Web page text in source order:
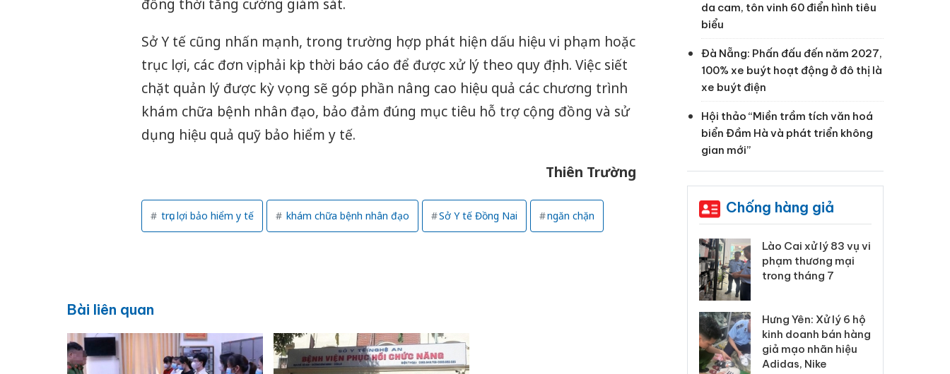
đồng thời tăng cường giám sát.
Sở Y tế cũng nhấn mạnh, trong trường hợp phát hiện dấu hiệu vi phạm hoặc
trục lợi, các đơn vị phải kịp thời báo cáo để được xử lý theo quy định. Việc siết
chặt quản lý được kỳ vọng sẽ góp phần nâng cao hiệu quả các chương trình
khám chữa bệnh nhân đạo, bảo đảm đúng mục tiêu hỗ trợ cộng đồng và sử
dụng hiệu quả quỹ bảo hiểm y tế.
Thiên Trường
trục lợi bảo hiểm y tế khám chữa bệnh nhân đạo Sở Y tế Đồng Nai ngăn chặn
Bài liên quan
da cam, tôn vinh 60 điển hình tiêu
biểu
Đà Nẵng: Phấn đấu đến năm 2027,
100% xe buýt hoạt động ở đô thị là
xe buýt điện
Hội thảo “Miền trầm tích văn hoá
biển Đầm Hà và phát triển không
gian mới”
Chống hàng giả
hại trong vụ án buôn
bán bình sữa
Moyuum giả
Công an Thanh Hóa
tìm bị hại trong vụ
án sản xuất, buôn
Thanh Hóa: Tìm bị
hại trong vụ án buôn
bán bình sữa
Moyuum giả